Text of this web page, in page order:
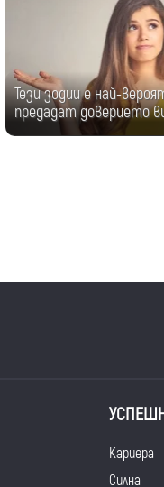
Тези зодии е най-
предадат доверието
Кариера
Силна